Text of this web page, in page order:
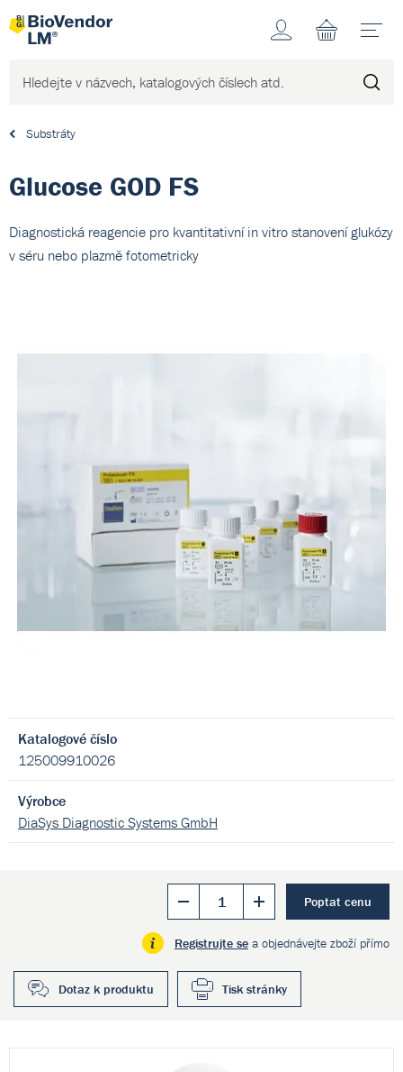
Účet
Substráty
Glucose GOD FS
Diagnostická reagencie pro kvantitativní in vitro stanovení glukózy
v séru nebo plazmě fotometricky
Katalogové číslo
125009910026
Výrobce
DiaSys Diagnostic Systems GmbH
Poptat cenu
Registrujte se a objednávejte zboží přímo
Dotaz k produktu Tisk stránky